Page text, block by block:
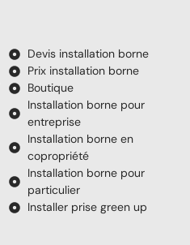
Devis installation borne
Prix installation borne
Boutique
Installation borne pour
entreprise
Installation borne en
copropriété
Installation borne pour
particulier
Installer prise green up